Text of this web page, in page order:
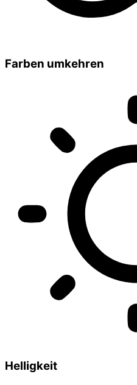
Farben umkehren
Helligkeit